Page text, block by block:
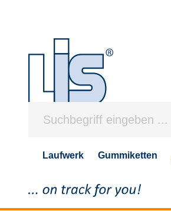
Laufwerk Gummiketten